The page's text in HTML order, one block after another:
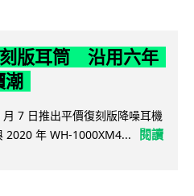
版耳筒 沿用六年
7 日推出平價復刻版降噪耳機
2020 年 WH-1000XM4...
閱讀